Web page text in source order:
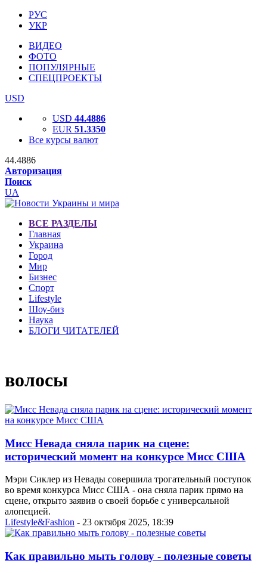
РУС
УКР
ВИДЕО
ФОТО
ПОПУЛЯРНЫЕ
СПЕЦПРОЕКТЫ
USD
USD 44.4886
EUR 51.3350
Все курсы валют
44.4886
Авторизация
Поиск
UA
ВСЕ РАЗДЕЛЫ
Главная
Украина
Город
Мир
Бизнес
Спорт
Lifestyle
Шоу-биз
Наука
БЛОГИ ЧИТАТЕЛЕЙ
волосы
Мисс Невада сняла парик на сцене:
исторический момент на конкурсе Мисс США
Мэри Сиклер из Невады совершила трогательный поступок
во время конкурса Мисс США - она сняла парик прямо на
сцене, открыто заявив о своей борьбе с универсальной
алопецией.
Lifestyle&Fashion - 23 октября 2025, 18:39
Как правильно мыть голову - полезные советы